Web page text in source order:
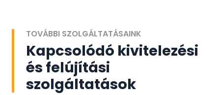
TOVÁBBI SZOLGÁLTATÁSAINK
Kapcsolódó kivitelezési
és felújítási
szolgáltatások